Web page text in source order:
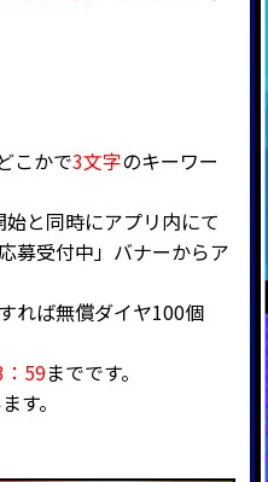
こかで3文字のキーワー
と同時にアプリ内にて
募受付中」バナーからア
れば無償ダイヤ100個
59までです。
す。